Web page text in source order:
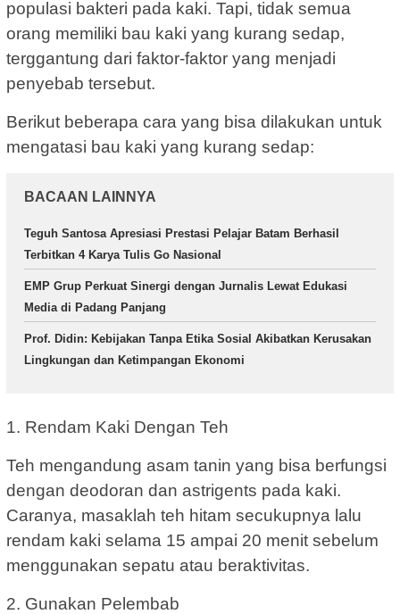
populasi bakteri pada kaki. Tapi, tidak semua
orang memiliki bau kaki yang kurang sedap,
terggantung dari faktor-faktor yang menjadi
penyebab tersebut.
Berikut beberapa cara yang bisa dilakukan untuk
mengatasi bau kaki yang kurang sedap:
BACAAN LAINNYA
Teguh Santosa Apresiasi Prestasi Pelajar Batam Berhasil
Terbitkan 4 Karya Tulis Go Nasional
EMP Grup Perkuat Sinergi dengan Jurnalis Lewat Edukasi
Media di Padang Panjang
Prof. Didin: Kebijakan Tanpa Etika Sosial Akibatkan Kerusakan
Lingkungan dan Ketimpangan Ekonomi
1. Rendam Kaki Dengan Teh
Teh mengandung asam tanin yang bisa berfungsi
dengan deodoran dan astrigents pada kaki.
Caranya, masaklah teh hitam secukupnya lalu
rendam kaki selama 15 ampai 20 menit sebelum
menggunakan sepatu atau beraktivitas.
2. Gunakan Pelembab